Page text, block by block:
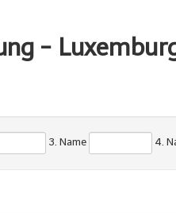
-
3. Name 4.